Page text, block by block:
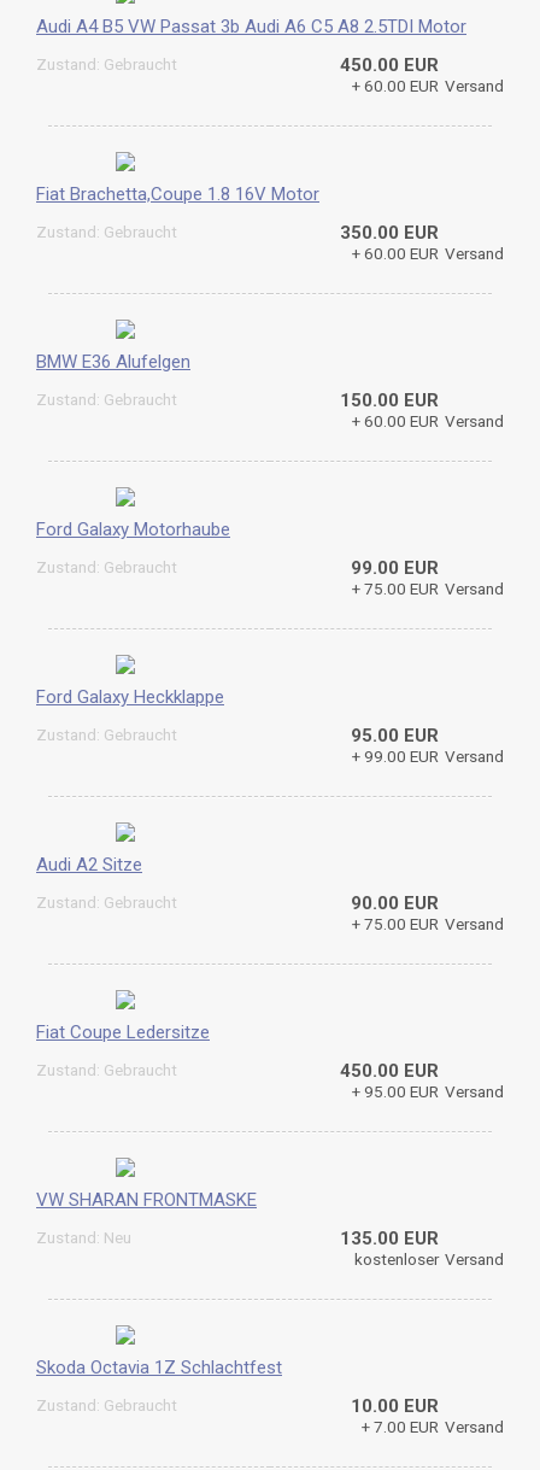
Audi A4 B5 VW Passat 3b Audi A6 C5 A8 2.5TDI Motor
Zustand: Gebraucht 450.00 EUR
+ 60.00 EUR Versand
Fiat Brachetta,Coupe 1.8 16V Motor
Zustand: Gebraucht 350.00 EUR
+ 60.00 EUR Versand
BMW E36 Alufelgen
Zustand: Gebraucht 150.00 EUR
+ 60.00 EUR Versand
Ford Galaxy Motorhaube
Zustand: Gebraucht 99.00 EUR
+ 75.00 EUR Versand
Ford Galaxy Heckklappe
Zustand: Gebraucht 95.00 EUR
+ 99.00 EUR Versand
Audi A2 Sitze
Zustand: Gebraucht 90.00 EUR
+ 75.00 EUR Versand
Fiat Coupe Ledersitze
Zustand: Gebraucht 450.00 EUR
+ 95.00 EUR Versand
VW SHARAN FRONTMASKE
Zustand: Neu 135.00 EUR
kostenloser Versand
Skoda Octavia 1Z Schlachtfest
Zustand: Gebraucht 10.00 EUR
+ 7.00 EUR Versand